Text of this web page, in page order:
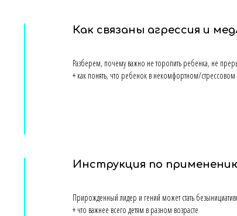
Как связаны агрессия и
Разберем, почему важно не торопить ребенка, не
+ как понять, что ребенок в некомфортном/стрессовом
Инструкция по
Прирожденный лидер и гений может стать
+ что важнее всего детям в разном возрасте